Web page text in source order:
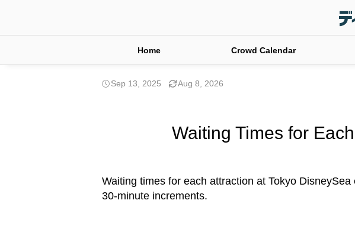
Home Crowd Calendar
Sep 13, 2025 Aug 8, 2026
Waiting Times for
Waiting times for each attraction at Tokyo
30-minute increments.